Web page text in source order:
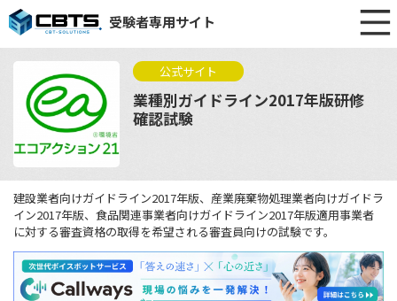
受験者専用サイト
公式サイト
業種別ガイドライン2017年版研修
確認試験
建設業者向けガイドライン2017年版、産業廃棄物処理業者向けガイドラ
イン2017年版、食品関連事業者向けガイドライン2017年版適用事業者
に対する審査資格の取得を希望される審査員向けの試験です。